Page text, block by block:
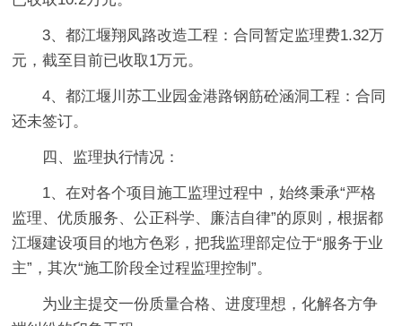
3、都江堰翔凤路改造工程：合同暂定监理费1.32万
元，截至目前已收取1万元。
4、都江堰川苏工业园金港路钢筋砼涵洞工程：合同
还未签订。
四、监理执行情况：
1、在对各个项目施工监理过程中，始终秉承“严格
监理、优质服务、公正科学、廉洁自律”的原则，根据都
江堰建设项目的地方色彩，把我监理部定位于“服务于业
主”，其次“施工阶段全过程监理控制”。
为业主提交一份质量合格、进度理想，化解各方争